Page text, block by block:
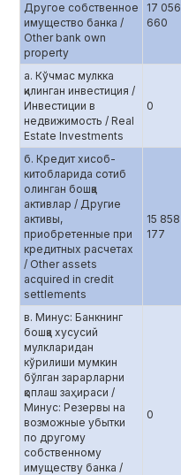
Другое собственное
имущество банка /
Other bank own
property
17 056
660
а. Кўчмас мулкка
қилинган инвестиция /
Инвестиции в
недвижимость / Real
Estate Investments
0
б. Кредит хисоб-
китобларида сотиб
олинган бошқа
активлар / Другие
активы,
приобретенные при
кредитных расчетах
/ Other assets
acquired in credit
settlements
15 858
177
в. Минус: Банкнинг
бошқа хусусий
мулкларидан
кўрилиши мумкин
бўлган зарарларни
қоплаш заҳираси /
Минус: Резервы на
возможные убытки
по другому
собственному
имуществу банка /
0